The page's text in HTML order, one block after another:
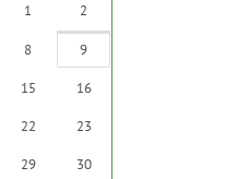
1 2
8 9
15 16
22 23
29 30